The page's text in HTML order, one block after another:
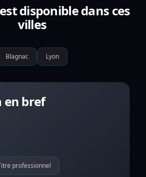
disponible dans ces
villes
Blagnac Lyon
en bref
professionnel